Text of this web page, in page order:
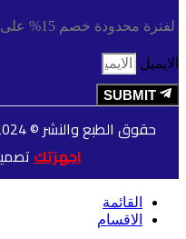
لفترة محدودة خصم 15% على عملية الشراء الأولى
الايميل
SUBMIT
حقوق الطبع والنشر © 2024 جميع الحقوق محفوظة لشركة
اجهزتك
القائمة
الاقسام